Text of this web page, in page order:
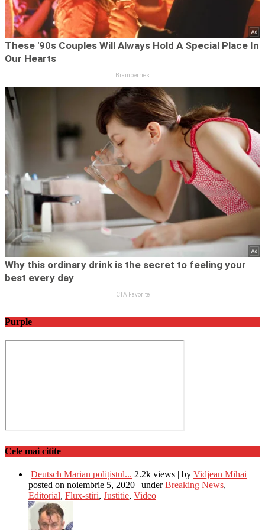
Purple
Cele mai citite
Deutsch Marian polițistul... 2.2k views | by Vidjean Mihai |
posted on noiembrie 5, 2020 | underBreaking News,
Editorial, Flux-stiri, Justitie, Video